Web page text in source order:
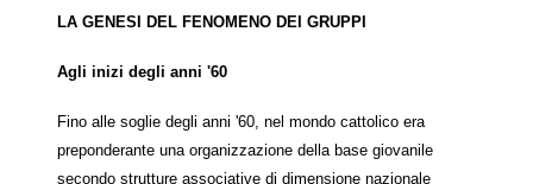
LA GENESI DEL FENOMENO DEI GRUPPI
Agli inizi degli anni '60
Fino alle soglie degli anni '60, nel mondo cattolico era
preponderante una organizzazione della base giovanile
secondo strutture associative di dimensione nazionale